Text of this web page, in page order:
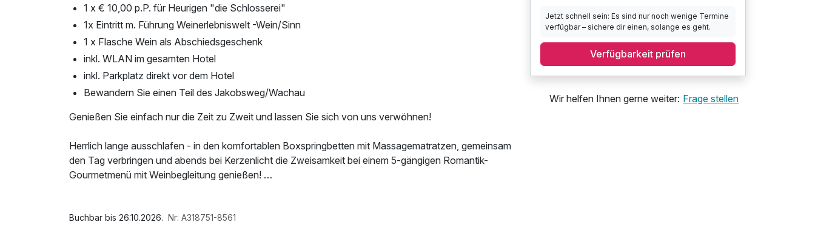
1 x € 10,00 p.P. für Heurigen "die Schlosserei"
1x Eintritt m. Führung Weinerlebniswelt -Wein/Sinn
1 x Flasche Wein als Abschiedsgeschenk
inkl. WLAN im gesamten Hotel
inkl. Parkplatz direkt vor dem Hotel
Bewandern Sie einen Teil des Jakobsweg/Wachau
Genießen Sie einfach nur die Zeit zu Zweit und lassen Sie sich von uns verwöhnen!
Herrlich lange ausschlafen - in den komfortablen Boxspringbetten mit Massagematratzen, gemeinsam
den Tag verbringen und abends bei Kerzenlicht die Zweisamkeit bei einem 5-gängigen Romantik-
Gourmetmenü mit Weinbegleitung genießen!
Parkplatz, W-LAN Nutzung / Internetnutzung, Tageszeitung, Shuttleservice vom/zum Bahnhof
Buchbar bis 26.10.2026. Nr: A318751-8561
Jetzt schnell sein: Es sind nur noch wenige Termine
verfügbar – sichere dir einen, solange es geht.
Verfügbarkeit prüfen
Wir helfen Ihnen gerne weiter: Frage stellen